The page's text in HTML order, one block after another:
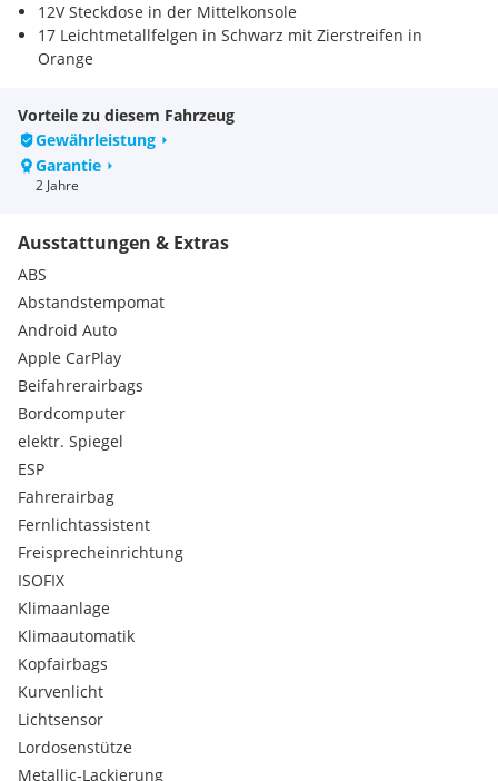
12V Steckdose in der Mittelkonsole
17 Leichtmetallfelgen in Schwarz mit Zierstreifen in
Orange
ABS + EBD (elektronischer Bremskraftverteiler)
Airbags für Fahrer- und Beifahrer
Airbags für den Kopfbereich vorne und hinten
Airbags für den Seitenbereich vorne
Apple CarPlay und Android Auto
Automatische Aktivierung der Warnblinkanlage bei
Notbremsung
Autonomer Not-Bremsassistent (AEB)
Außenspiegel elektrisch verstellbar und beheizbar
Außenspiegelgehäuse in Matt Hellgrau
Außentemperatursensor
B-Säule in Schwarz
Dachhimmel hochwertig
Dachreling erhöht in Schwarz
Drei Kopfstützen im Fond
ESC (elektronisches Stabilitätskontrolle)
Elektrische Servolenkung mit City Modus
Fahrersitz höhenverstellbar
Fahrwerk Höherlegung (37mm mehr Bodenfreiheit)
Fensterheber hinten elektrisch
Fernbedienung für Zentralverriegelung (4-Türen)
Follow-me-Home-Schaltung der Scheinwerfer
Garmin Logo auf der B-Säule
Gurtstraffer Gurtkraftbegrenzer vorne
Handgriffe innen gedämpft anklappbar
Induktive Ladefunktion für Smartphone
Innenspiegel automatisch abblendend
Vorteile zu diesem Fahrzeug
Gewährleistung
Garantie
2 Jahre
Ausstattungen & Extras
ABS
Abstandstempomat
Android Auto
Apple CarPlay
Beifahrerairbags
Bordcomputer
elektr. Spiegel
ESP
Fahrerairbag
Fernlichtassistent
Freisprecheinrichtung
ISOFIX
Klimaanlage
Klimaautomatik
Kopfairbags
Kurvenlicht
Lichtsensor
Lordosenstütze
Metallic-Lackierung